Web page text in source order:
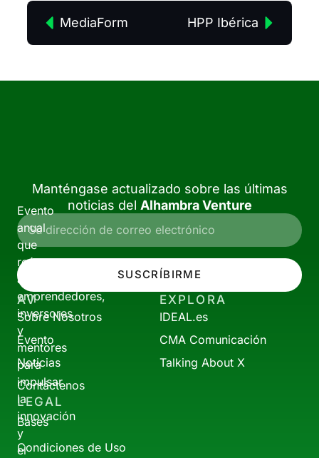
MediaForm HPP Ibérica
Evento
anual
que
reúne
a
emprendedores,
inversores
y
mentores
para
impulsar
la
innovación
y
el
Manténgase actualizado sobre las últimas
noticias del Alhambra Venture
SUSCRÍBIRME
AV
Sobre Nosotros
Evento
Noticias
Contáctenos
EXPLORA
IDEAL.es
CMA Comunicación
Talking About X
LEGAL
Bases
Condiciones de Uso